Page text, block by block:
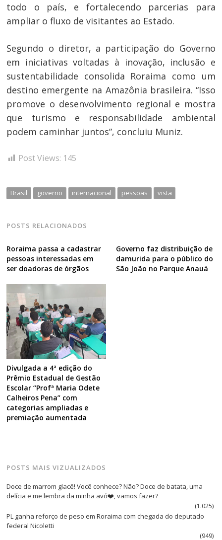
todo o país, e fortalecendo parcerias para
ampliar o fluxo de visitantes ao Estado.
Segundo o diretor, a participação do Governo
em iniciativas voltadas à inovação, inclusão e
sustentabilidade consolida Roraima como um
destino emergente na Amazônia brasileira. “Isso
promove o desenvolvimento regional e mostra
que turismo e responsabilidade ambiental
podem caminhar juntos”, concluiu Muniz.
Post Views: 145
Brasil governo internacional pessoas vista
POSTS RELACIONADOS
Roraima passa a cadastrar
pessoas interessadas em
ser doadoras de órgãos
Governo faz distribuição de
damurida para o público do
São João no Parque Anauá
Divulgada a 4ª edição do
Prêmio Estadual de Gestão
Escolar “Profª Maria Odete
Calheiros Pena” com
categorias ampliadas e
premiação aumentada
POSTS MAIS VIZUALIZADOS
Doce de marrom glacê! Você conhece? Não? Doce de batata, uma
delícia e me lembra da minha avó❤️, vamos fazer?
(1.025)
PL ganha reforço de peso em Roraima com chegada do deputado
federal Nicoletti
(949)